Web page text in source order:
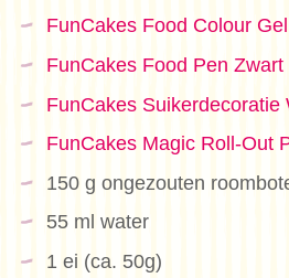
FunCakes Food Colour
FunCakes Food Pen Zwart
FunCakes Suikerdecoratie
FunCakes Magic Roll-Out
150 g ongezouten
55 ml water
1 ei (ca. 50g)